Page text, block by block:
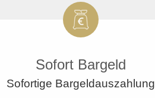
Sofort Bargeld
Sofortige Bargeldauszahlung